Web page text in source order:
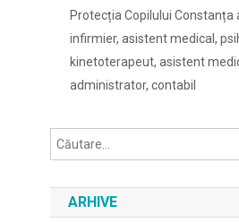
Protecția Copilului Constanța
infirmier, asistent medical,
kinetoterapeut, asistent
administrator, contabil
ARHIVE